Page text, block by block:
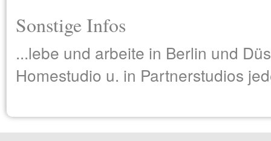
Sonstige Infos
...lebe und arbeite in Berlin und
Homestudio u. in Partnerstudios